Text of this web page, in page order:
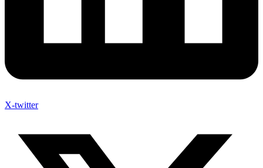
X-twitter